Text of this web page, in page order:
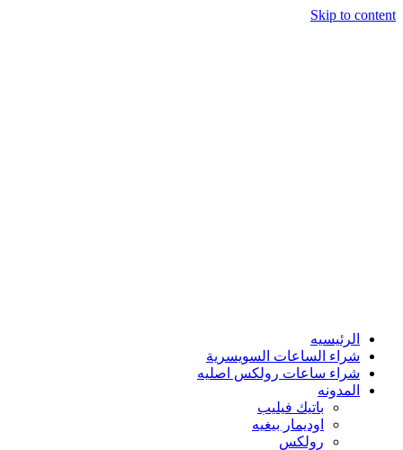
Skip to content
الرئيسيه
شراء الساعات السويسرية
شراء ساعات رولكس اصليه
المدونه
باتيك فيليب
اوديمار بيغيه
رولكس